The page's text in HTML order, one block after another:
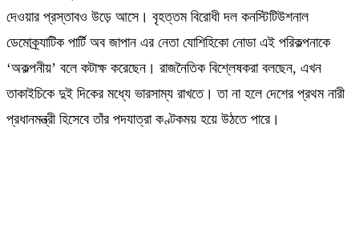
দেওয়ার প্রস্তাবও উড়ে আসে। বৃহত্তম বিরোধী দল কনস্টিটিউশনাল
ডেমোক্র্যাটিক পার্টি অব জাপান এর নেতা যোশিহিকো নোডা এই পরিকল্পনাকে
‘অকল্পনীয়’ বলে কটাক্ষ করেছেন। রাজনৈতিক বিশ্লেষকরা বলছেন, এখন
তাকাইচিকে দুই দিকের মধ্যে ভারসাম্য রাখতে। তা না হলে দেশের প্রথম নারী
প্রধানমন্ত্রী হিসেবে তাঁর পদযাত্রা কণ্টকময় হয়ে উঠতে পারে।